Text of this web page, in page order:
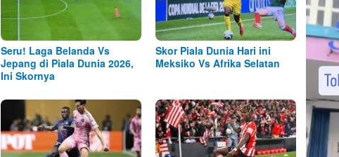
Seru! Laga Belanda Vs
Jepang di Piala Dunia 2026,
Ini Skornya
Skor Piala Dunia Hari ini
Meksiko Vs Afrika Selatan